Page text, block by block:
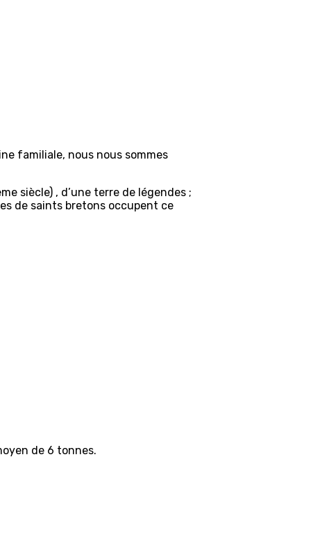
familiale, nous nous sommes
siècle) , d’une terre de légendes ;
de saints bretons occupent ce
de 6 tonnes.